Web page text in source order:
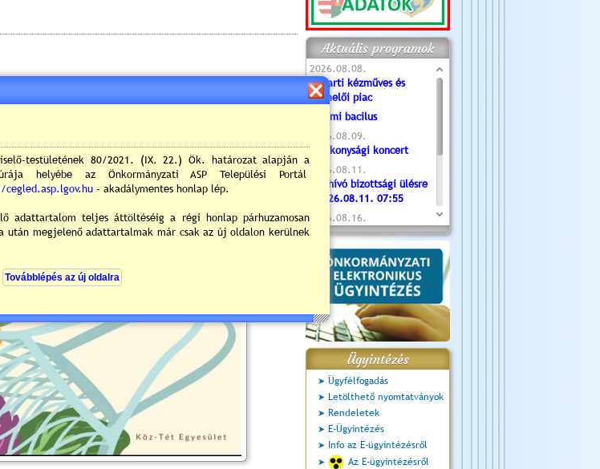
Aktuális programok
2026.08.08.
Tóparti kézműves és
termelői piac
Valami bacilus
2026.08.09.
Jótékonysági koncert
2026.08.11.
Meghívó bizottsági ülésre
- 2026.08.11. 07:55
2026.08.16.
Újvárosi Közlekedési és
Sportnap
2026.08.19.
Ceglédi fotóklub kiállítás
2026.08.20.
Szent István Ünnepe
Ügyintézés
Ügyfélfogadás
Letölthető nyomtatványok
Rendeletek
E-Ügyintézés
Info az E-ügyintézésről
Az E-ügyintézésről